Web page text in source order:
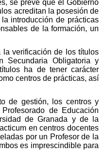
se prevé que el Gobierno
acreditan la posesión de
introducción de prácticas
de la formación, un
la verificación de los títulos
Secundaria Obligatoria y
ha de tener carácter
centros de prácticas, así
de gestión, los centros y
de Educación
de Granada y de la
en centros docentes
por un Profesor de la
es imprescindible para